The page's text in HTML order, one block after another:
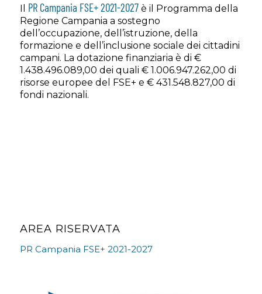
Il PR Campania FSE+ 2021-2027è il Programma della
Regione Campania a sostegno
dell’occupazione, dell’istruzione, della
formazione e dell’inclusione sociale dei cittadini
campani. La dotazione finanziaria è di €
1.438.496.089,00 dei quali € 1.006.947.262,00 di
risorse europee del FSE+ e € 431.548.827,00 di
fondi nazionali.
AREA RISERVATA
PR Campania FSE+ 2021-2027